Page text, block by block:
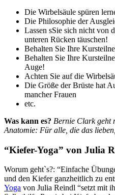
Die Wirbelsäule spüren
Die Philosophie der
Lassen sSie sich nicht von
unteren Rücken täuschen!
Behalten Sie Ihre
Behalten Sie Ihre
Auge!
Achten Sie auf die
Die Größe der Brüste hat
mancher Frauen
etc.
Was kann es? Bernie Clark geht
Anatomie: Für alle, die das
“Kiefer-Yoga” von Julia
Worum geht`s?: “Einfache
und den Kiefer ganzheitlich zu
Yoga von Julia Reindl “setzt mit